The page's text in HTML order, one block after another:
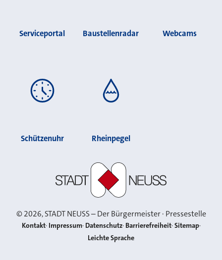
Serviceportal Baustellenradar Webcams
Schützenuhr Rheinpegel
©2026, STADT NEUSS – Der Bürgermeister · Pressestelle
Kontakt Impressum Datenschutz Barrierefreiheit Sitemap
Leichte Sprache